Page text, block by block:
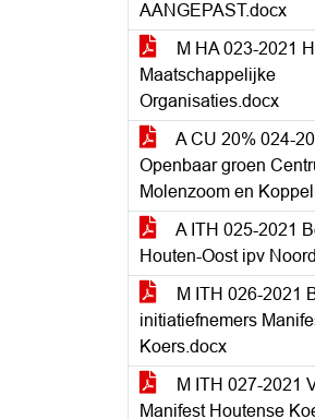
AANGEPAST.docx
M HA 023-2021
Maatschappelijke
Organisaties.docx
A CU 20% 024-
Openbaar groen
Molenzoom en
A ITH 025-2021
Houten-Oost ipv
M ITH 026-2021
initiatiefnemers
Koers.docx
M ITH 027-2021
Manifest Houtense